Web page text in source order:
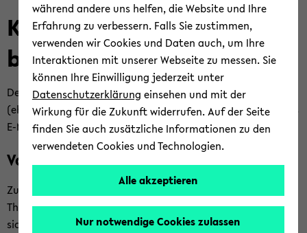
sprin­
gen
und
Haupt­
me­
nü
wech­
seln
Ka­len­der unter Thun­der­
bird ein­bin­den
Der Uni-​Kalender lässt sich mit dem in­te­grier­ten Ka­len­der
(ehe­mals als Lightning-​Add-On) per CalDAV-​Protokoll in das
E-​Mail-Programm ein­bin­den.
Vorab:
Zu­erst soll­te das per­sön­li­che E-​Mail-Konto der Uni­ver­si­tät in
Thun­der­bird ein­ge­rich­tet wer­den. Die An­lei­tung be­fin­det
sich unter:
während andere uns helfen, die Website und Ihre
Erfahrung zu verbessern. Falls Sie zustimmen,
verwenden wir Cookies und Daten auch, um Ihre
Interaktionen mit unserer Webseite zu messen. Sie
können Ihre Einwilligung jederzeit unter
Datenschutzerklärung einsehen und mit der
Wirkung für die Zukunft widerrufen. Auf der Seite
finden Sie auch zusätzliche Informationen zu den
verwendeten Cookies und Technologien.
Alle akzeptieren
Nur notwendige Cookies zulassen